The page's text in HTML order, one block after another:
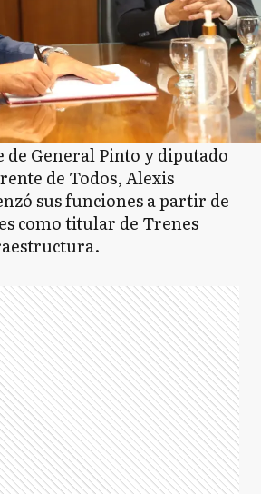
de General Pinto y diputado
de Todos, Alexis
sus funciones a partir de
como titular de Trenes